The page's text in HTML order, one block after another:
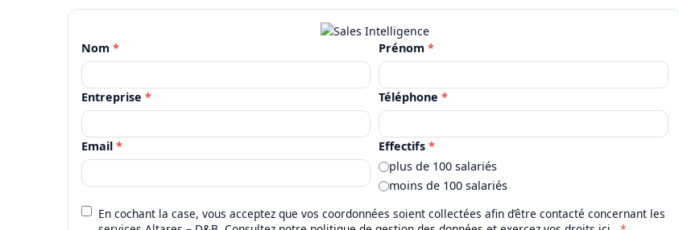
Nom * Prénom *
Entreprise * Téléphone *
Email * Effectifs *
plus de 100 salariés
moins de 100 salariés
En cochant la case, vous acceptez que vos coordonnées soient collectées afin d’être contacté concernant les